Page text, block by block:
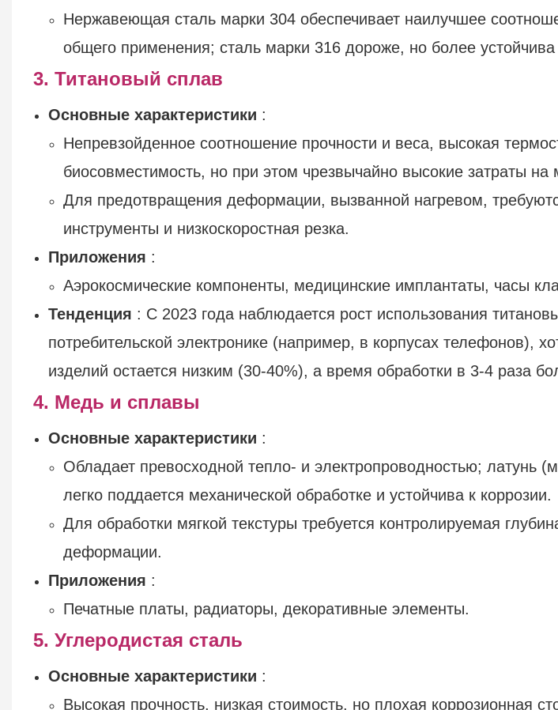
Нержавеющая сталь марки 304 обеспечивает наилучшее
общего применения; сталь марки 316 дороже, но более устойчива
3. Титановый сплав
Основные характеристики :
Непревзойденное соотношение прочности и веса, высокая
биосовместимость, но при этом чрезвычайно высокие затраты на
Для предотвращения деформации, вызванной нагревом,
инструменты и низкоскоростная резка.
Приложения :
Аэрокосмические компоненты, медицинские имплантаты, часы
Тенденция : С 2023 года наблюдается рост использования
потребительской электронике (например, в корпусах телефонов),
изделий остается низким (30-40%), а время обработки в 3-4 раза
4. Медь и сплавы
Основные характеристики :
Обладает превосходной тепло- и электропроводностью; латунь
легко поддается механической обработке и устойчива к коррозии.
Для обработки мягкой текстуры требуется контролируемая
деформации.
Приложения :
Печатные платы, радиаторы, декоративные элементы.
5. Углеродистая сталь
Основные характеристики :
Высокая прочность, низкая стоимость, но плохая коррозионная